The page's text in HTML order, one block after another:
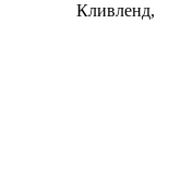
Кливленд,